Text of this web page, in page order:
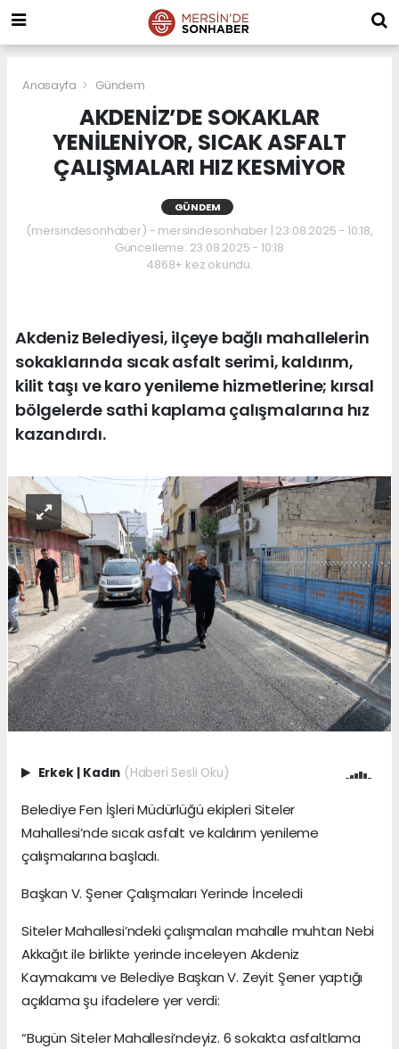
Anasayfa Gündem
AKDENİZ’DE SOKAKLAR
YENİLENİYOR, SICAK ASFALT
ÇALIŞMALARI HIZ KESMİYOR
GÜNDEM
(mersindesonhaber) - mersindesonhaber | 23.08.2025 - 10:18,
Güncelleme: 23.08.2025 - 10:18
4868+ kez okundu.
Akdeniz Belediyesi, ilçeye bağlı mahallelerin
sokaklarında sıcak asfalt serimi, kaldırım,
kilit taşı ve karo yenileme hizmetlerine; kırsal
bölgelerde sathi kaplama çalışmalarına hız
kazandırdı.
Erkek Kadın (Haberi Sesli Oku)
Belediye Fen İşleri Müdürlüğü ekipleri Siteler
Mahallesi’nde sıcak asfalt ve kaldırım yenileme
çalışmalarına başladı.
Başkan V. Şener Çalışmaları Yerinde İnceledi
Siteler Mahallesi’ndeki çalışmaları mahalle muhtarı Nebi
Akkağıt ile birlikte yerinde inceleyen Akdeniz
Kaymakamı ve Belediye Başkan V. Zeyit Şener yaptığı
açıklama şu ifadelere yer verdi:
“Bugün Siteler Mahallesi’ndeyiz. 6 sokakta asfaltlama